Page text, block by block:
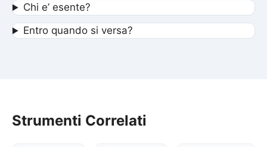
Chi e’ esente?
Entro quando si versa?
Strumenti Correlati